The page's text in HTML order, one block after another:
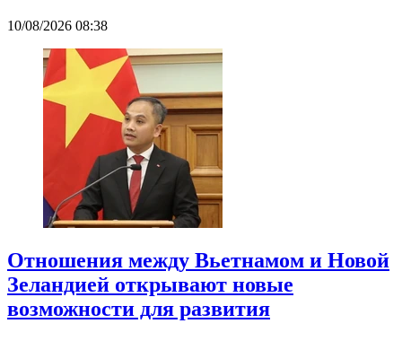
10/08/2026 08:38
Отношения между Вьетнамом и Новой
Зеландией открывают новые
возможности для развития